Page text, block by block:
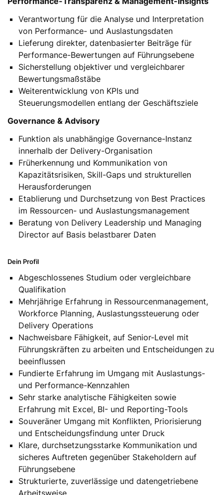
Verantwortung für die Analyse und Interpretation
von Performance- und Auslastungsdaten
Lieferung direkter, datenbasierter Beiträge für
Performance-Bewertungen auf Führungsebene
Sicherstellung objektiver und vergleichbarer
Bewertungsmaßstäbe
Weiterentwicklung von KPIs und
Steuerungsmodellen entlang der Geschäftsziele
Governance & Advisory
Funktion als unabhängige Governance-Instanz
innerhalb der Delivery-Organisation
Früherkennung und Kommunikation von
Kapazitätsrisiken, Skill-Gaps und strukturellen
Herausforderungen
Etablierung und Durchsetzung von Best Practices
im Ressourcen- und Auslastungsmanagement
Beratung von Delivery Leadership und Managing
Director auf Basis belastbarer Daten
Dein Profil
Abgeschlossenes Studium oder vergleichbare
Qualifikation
Mehrjährige Erfahrung in Ressourcenmanagement,
Workforce Planning, Auslastungssteuerung oder
Delivery Operations
Nachweisbare Fähigkeit, auf Senior-Level mit
Führungskräften zu arbeiten und Entscheidungen zu
beeinflussen
Fundierte Erfahrung im Umgang mit Auslastungs-
und Performance-Kennzahlen
Sehr starke analytische Fähigkeiten sowie
Erfahrung mit Excel, BI- und Reporting-Tools
Souveräner Umgang mit Konflikten, Priorisierung
und Entscheidungsfindung unter Druck
Klare, durchsetzungsstarke Kommunikation und
sicheres Auftreten gegenüber Stakeholdern auf
Führungsebene
Strukturierte, zuverlässige und datengetriebene